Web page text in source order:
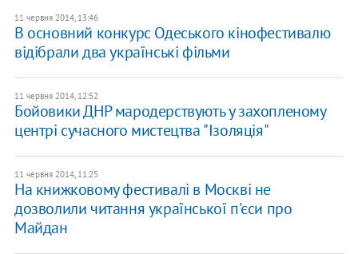
11 червня 2014, 13:46
В основний конкурс Одеського кінофестивалю
відібрали два українські фільми
11 червня 2014, 12:52
Бойовики ДНР мародерствують у захопленому
центрі сучасного мистецтва "Ізоляція"
11 червня 2014, 11:25
На книжковому фестивалі в Москві не
дозволили читання української п'єси про
Майдан